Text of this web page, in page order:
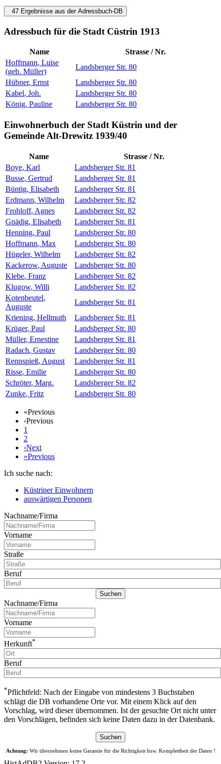
47 Ergebnisse aus der Adressbuch-DB
Adressbuch für die Stadt Cüstrin 1913
Name
Strasse / Nr.
Hoffmann, Luise
(geb. Müller)
Landsberger Str. 80
Hübner, Ernst
Landsberger Str. 80
Kabel, Joh.
Landsberger Str. 80
König, Pauline Landsberger Str. 80
Einwohnerbuch der Stadt Küstrin und der
Gemeinde Alt-Drewitz 1939/40
Name
Strasse / Nr.
Boye, Karl
Landsberger Str. 81
Busse, Gertrud
Landsberger Str. 81
Büntig, Elisabeth
Landsberger Str. 81
Erdmann, Wilhelm
Landsberger Str. 82
Frohloff, Agnes
Landsberger Str. 82
Gnädig, Elisabeth
Landsberger Str. 81
Henning, Paul
Landsberger Str. 80
Hoffmann, Max
Landsberger Str. 80
Hügeler, Wilhelm
Landsberger Str. 82
Kackerow, Auguste
Landsberger Str. 80
Klebe, Franz
Landsberger Str. 82
Klugow, Willi
Landsberger Str. 82
Kotenbeutel,
Auguste
Landsberger Str. 81
Kriening, Hellmuth
Landsberger Str. 81
Krüger, Paul
Landsberger Str. 80
Müller, Ernestine
Landsberger Str. 81
Radach, Gustav
Landsberger Str. 80
Rennspieß, August
Landsberger Str. 81
Risse, Emilie
Landsberger Str. 80
Schröter, Marg.
Landsberger Str. 82
Zunke, Fritz Landsberger Str. 80
«Previous
‹Previous
1
2
›Next
»Previous
Ich suche nach:
Küstriner Einwohnern
auswärtigen Personen
Nachname/Firma
Vorname
Straße
Beruf
Nachname/Firma
Vorname
Herkunft*
Beruf
*Pflichtfeld: Nach der Eingabe von mindestens 3 Buchstaben
schlägt die DB vorhandene Orte vor. Mit einem Klick auf den
Vorschlag, wird dieser übernommen. Ist der gesuchte Ort nicht unter
den Vorschlägen, befinden sich keine Daten dazu in der Datenbank.
Achtung: Wir übernehmen keine Garantie für die Richtigkeit bzw. Komplettheit der Daten !